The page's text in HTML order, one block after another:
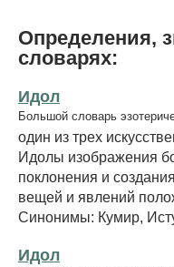
Определения,
словарях:
Идол
Большой словарь
один из трех
Идолы изображения
поклонения и
вещей и явлений
Синонимы: Кумир,
Идол